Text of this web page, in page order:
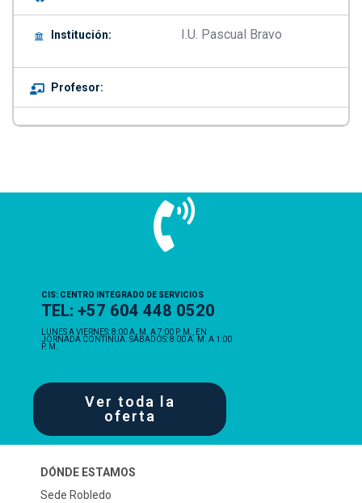
Institución: I.U. Pascual Bravo
Profesor:
CIS: CENTRO INTEGRADO DE SERVICIOS
TEL: +57 604 448 0520
LUNES A VIERNES: 8:00 A. M. A 7:00 P. M., EN
JORNADA CONTINUA. SÁBADOS: 8:00 A. M. A 1:00
P. M.
Ver toda la
oferta
DÓNDE ESTAMOS
Sede Robledo